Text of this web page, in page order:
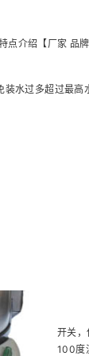
装水过多超过最高
开关
100度